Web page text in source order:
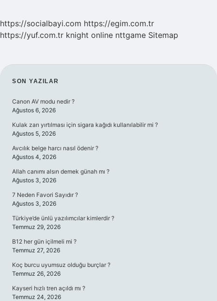
https://socialbayi.com https://egim.com.tr
https://yuf.com.tr knight online nttgame Sitemap
SIDEBAR
SON YAZILAR
Canon AV modu nedir ?
Ağustos 6, 2026
Kulak zarı yırtılması için sigara kağıdı kullanılabilir mi ?
Ağustos 5, 2026
Avcılık belge harcı nasıl ödenir ?
Ağustos 4, 2026
Allah canımı alsın demek günah mı ?
Ağustos 3, 2026
7 Neden Favori Sayıdır ?
Ağustos 3, 2026
Türkiye’de ünlü yazılımcılar kimlerdir ?
Temmuz 29, 2026
B12 her gün içilmeli mi ?
Temmuz 27, 2026
Koç burcu uyumsuz olduğu burçlar ?
Temmuz 26, 2026
Kayseri hızlı tren açıldı mı ?
Temmuz 24, 2026